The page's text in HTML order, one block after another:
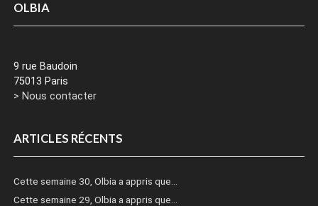
OLBIA
9 rue Baudoin
75013 Paris
> Nous contacter
ARTICLES RÉCENTS
Cette semaine 30, Olbia a appris que…
Cette semaine 29, Olbia a appris que…